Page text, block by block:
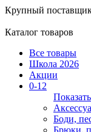
Крупный
Каталог товаров
Все товары
Школа 2026
Акции
0-12
Боди,
Брюки,